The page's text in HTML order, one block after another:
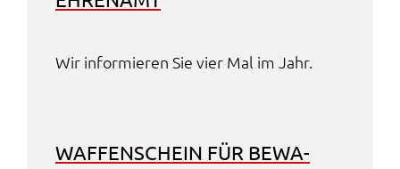
Wir infor­mie­ren Sie vier Mal im Jahr.
WAFFEN­SCHEIN FÜR BEWA­